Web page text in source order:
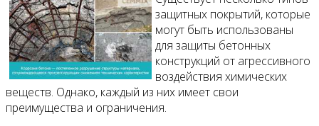
защитных покрытий, которые
могут быть использованы
для защиты бетонных
конструкций от агрессивного
воздействия химических
веществ. Однако, каждый из них имеет свои
преимущества и ограничения.